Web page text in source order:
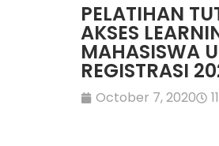
PELATIHAN
AKSES
MAHASISWA
REGISTRASI
October 7, 2020